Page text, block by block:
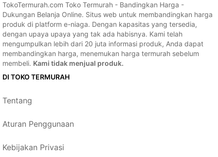
TokoTermurah.com Toko Termurah - Bandingkan Harga -
Dukungan Belanja Online. Situs web untuk membandingkan harga
produk di platform e-niaga. Dengan kapasitas yang tersedia,
dengan upaya upaya yang tak ada habisnya. Kami telah
mengumpulkan lebih dari 20 juta informasi produk, Anda dapat
membandingkan harga, menemukan harga termurah sebelum
membeli. Kami tidak menjual produk.
DI TOKO TERMURAH
Tentang
Aturan Penggunaan
Kebijakan Privasi